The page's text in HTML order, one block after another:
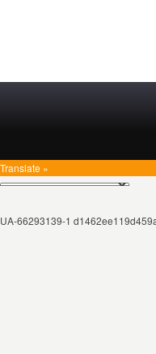
Translate »
UA-66293139-1